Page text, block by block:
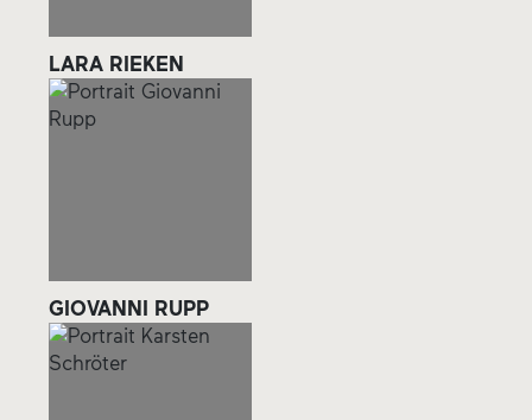
LARA RIEKEN
GIOVANNI RUPP